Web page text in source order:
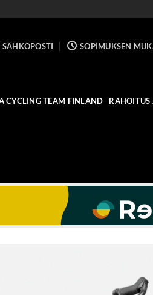
SÄHKÖPOSTI SOPIMUKSEN
CYCLING TEAM FINLAND RAHOITUS